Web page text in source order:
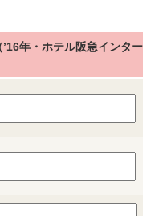
年・ホテル阪急インター